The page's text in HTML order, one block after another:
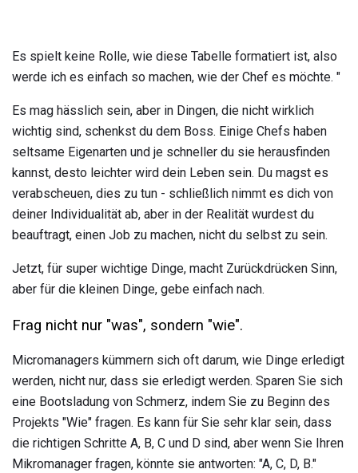
Es spielt keine Rolle, wie diese Tabelle formatiert ist, also
werde ich es einfach so machen, wie der Chef es möchte. "
Es mag hässlich sein, aber in Dingen, die nicht wirklich
wichtig sind, schenkst du dem Boss. Einige Chefs haben
seltsame Eigenarten und je schneller du sie herausfinden
kannst, desto leichter wird dein Leben sein. Du magst es
verabscheuen, dies zu tun - schließlich nimmt es dich von
deiner Individualität ab, aber in der Realität wurdest du
beauftragt, einen Job zu machen, nicht du selbst zu sein.
Jetzt, für super wichtige Dinge, macht Zurückdrücken Sinn,
aber für die kleinen Dinge, gebe einfach nach.
Frag nicht nur "was", sondern "wie".
Micromanagers kümmern sich oft darum, wie Dinge erledigt
werden, nicht nur, dass sie erledigt werden. Sparen Sie sich
eine Bootsladung von Schmerz, indem Sie zu Beginn des
Projekts "Wie" fragen. Es kann für Sie sehr klar sein, dass
die richtigen Schritte A, B, C und D sind, aber wenn Sie Ihren
Mikromanager fragen, könnte sie antworten: "A, C, D, B."